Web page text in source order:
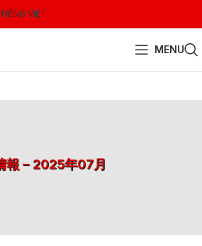
TIẾNG VIỆT
MENU
報 – 2025年07月